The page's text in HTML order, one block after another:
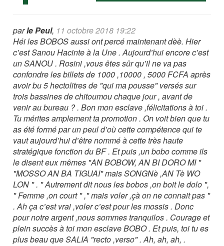
parle Peul, 11 octobre 2018 19:22
Héi les BOBOS aussi ont percé maintenant dèè. Hier
c’est Sanou Hacinte à la Une . Aujourd’hui encore c’est
un SANOU . Rosini ,vous êtes sûr qu’il ne va pas
confondre les billets de 1000 ,10000 , 5000 FCFA après
avoir bu 5 hectolitres de "qui ma pousse" versés sur
trois bassines de chitoumou chaque jour , avant de
venir au bureau ? . Bon mon esclave ,félicitations à toi .
Tu mérites amplement ta promotion . On voit bien que tu
as été formé par un peul d’où cette compétence qui te
vaut aujourd’hui d’être nommé à cette très haute
stratégique fonction du BF . Et puis ,un bobo comme ils
le disent eux mêmes "AN BOBOW, AN BI DORO MI "
"MOSSO AN BA TIGUAI" mais SONGNè ,AN Tè WO
LON " . " Autrement dit nous les bobos ,on boit le dolo ",
" Femme ,on court " ," mais voler ,çà on ne connait pas "
. Ah ça c’est vrai ,voler c’est pour les mossis . Donc
pour notre argent ,nous sommes tranquilos . Courage et
plein succès à toi mon esclave BOBO . Et puis, toi tu es
plus beau que SALIA "recto ,verso" . Ah, ah, ah, .